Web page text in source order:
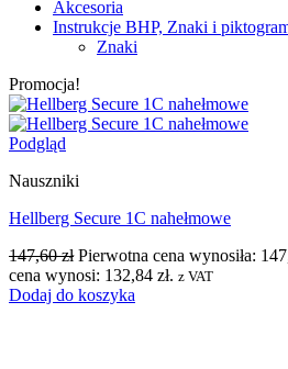
Akcesoria
Instrukcje BHP, Znaki i
Znaki
Promocja!
Podgląd
Nauszniki
Hellberg Secure 1C nahełmowe
147,60zł Pierwotna cena wynosiła:
cena wynosi: 132,84 zł. z VAT
Dodaj do koszyka